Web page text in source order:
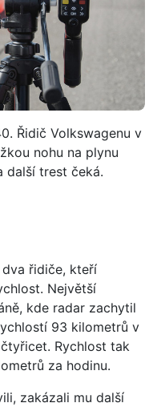
Řidič Volkswagenu v
nohu na plynu
další trest čeká.
řidiče, kteří
Největší
kde radar zachytil
93 kilometrů v
Rychlost tak
za hodinu.
zakázali mu další